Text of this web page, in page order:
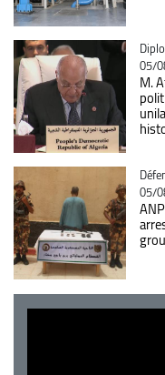
05/
M.
05/